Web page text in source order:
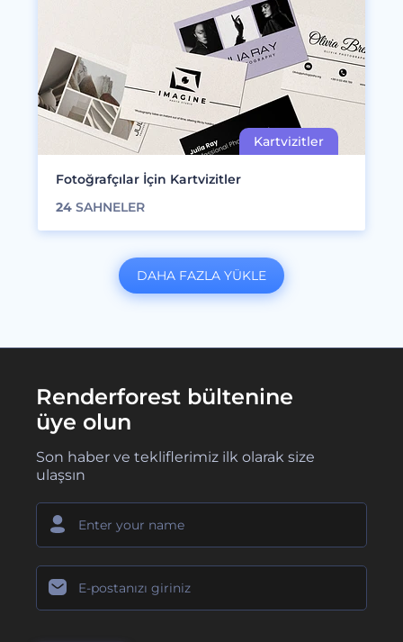
Fotoğrafçılar İçin Kartvizitler
24 SAHNELER
DAHA FAZLA YÜKLE
Renderforest bültenine
üye olun
Son haber ve tekliflerimiz ilk olarak size
ulaşsın